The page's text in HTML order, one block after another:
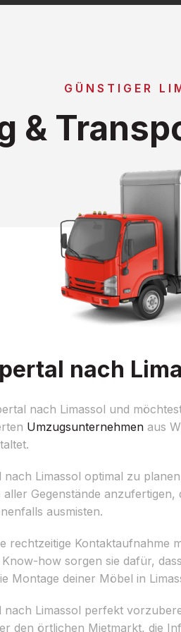
GÜNSTIGER
&
nach
nach Limassol und
Umzugsunternehmen aus
Limassol optimal zu
aller Gegenstände
ausmisten.
rechtzeitige
how sorgen sie dafür,
Montage deiner Möbel in
Limassol perfekt
den örtlichen Mietmarkt, die